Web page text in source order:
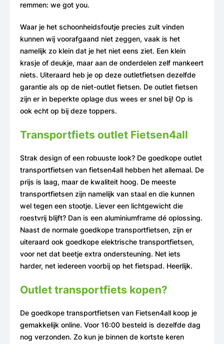
remmen: we got you.
Waar je het schoonheidsfoutje precies zult vinden
kunnen wij voorafgaand niet zeggen, vaak is het
namelijk zo klein dat je het niet eens ziet. Een klein
krasje of deukje, maar aan de onderdelen zelf mankeert
niets. Uiteraard heb je op deze outletfietsen dezelfde
garantie als op de niet-outlet fietsen. De outlet fietsen
zijn er in beperkte oplage dus wees er snel bij! Op is
ook echt op bij deze toppers.
Transportfiets outlet Fietsen4all
Strak design of een robuuste look? De goedkope outlet
transportfietsen van fietsen4all hebben het allemaal. De
prijs is laag, maar de kwaliteit hoog. De meeste
transportfietsen zijn namelijk van staal en die kunnen
wel tegen een stootje. Liever een lichtgewicht die
roestvrij blijft? Dan is een aluminiumframe dé oplossing.
Naast de normale goedkope transportfietsen, zijn er
uiteraard ook goedkope elektrische transportfietsen,
voor net dat beetje extra ondersteuning. Net iets
harder, net iedereen voorbij op het fietspad. Heerlijk.
Outlet transportfiets kopen?
De goedkope transportfietsen van Fietsen4all koop je
gemakkelijk online. Voor 16:00 besteld is dezelfde dag
nog verzonden. Zo kun je binnen de kortste keren